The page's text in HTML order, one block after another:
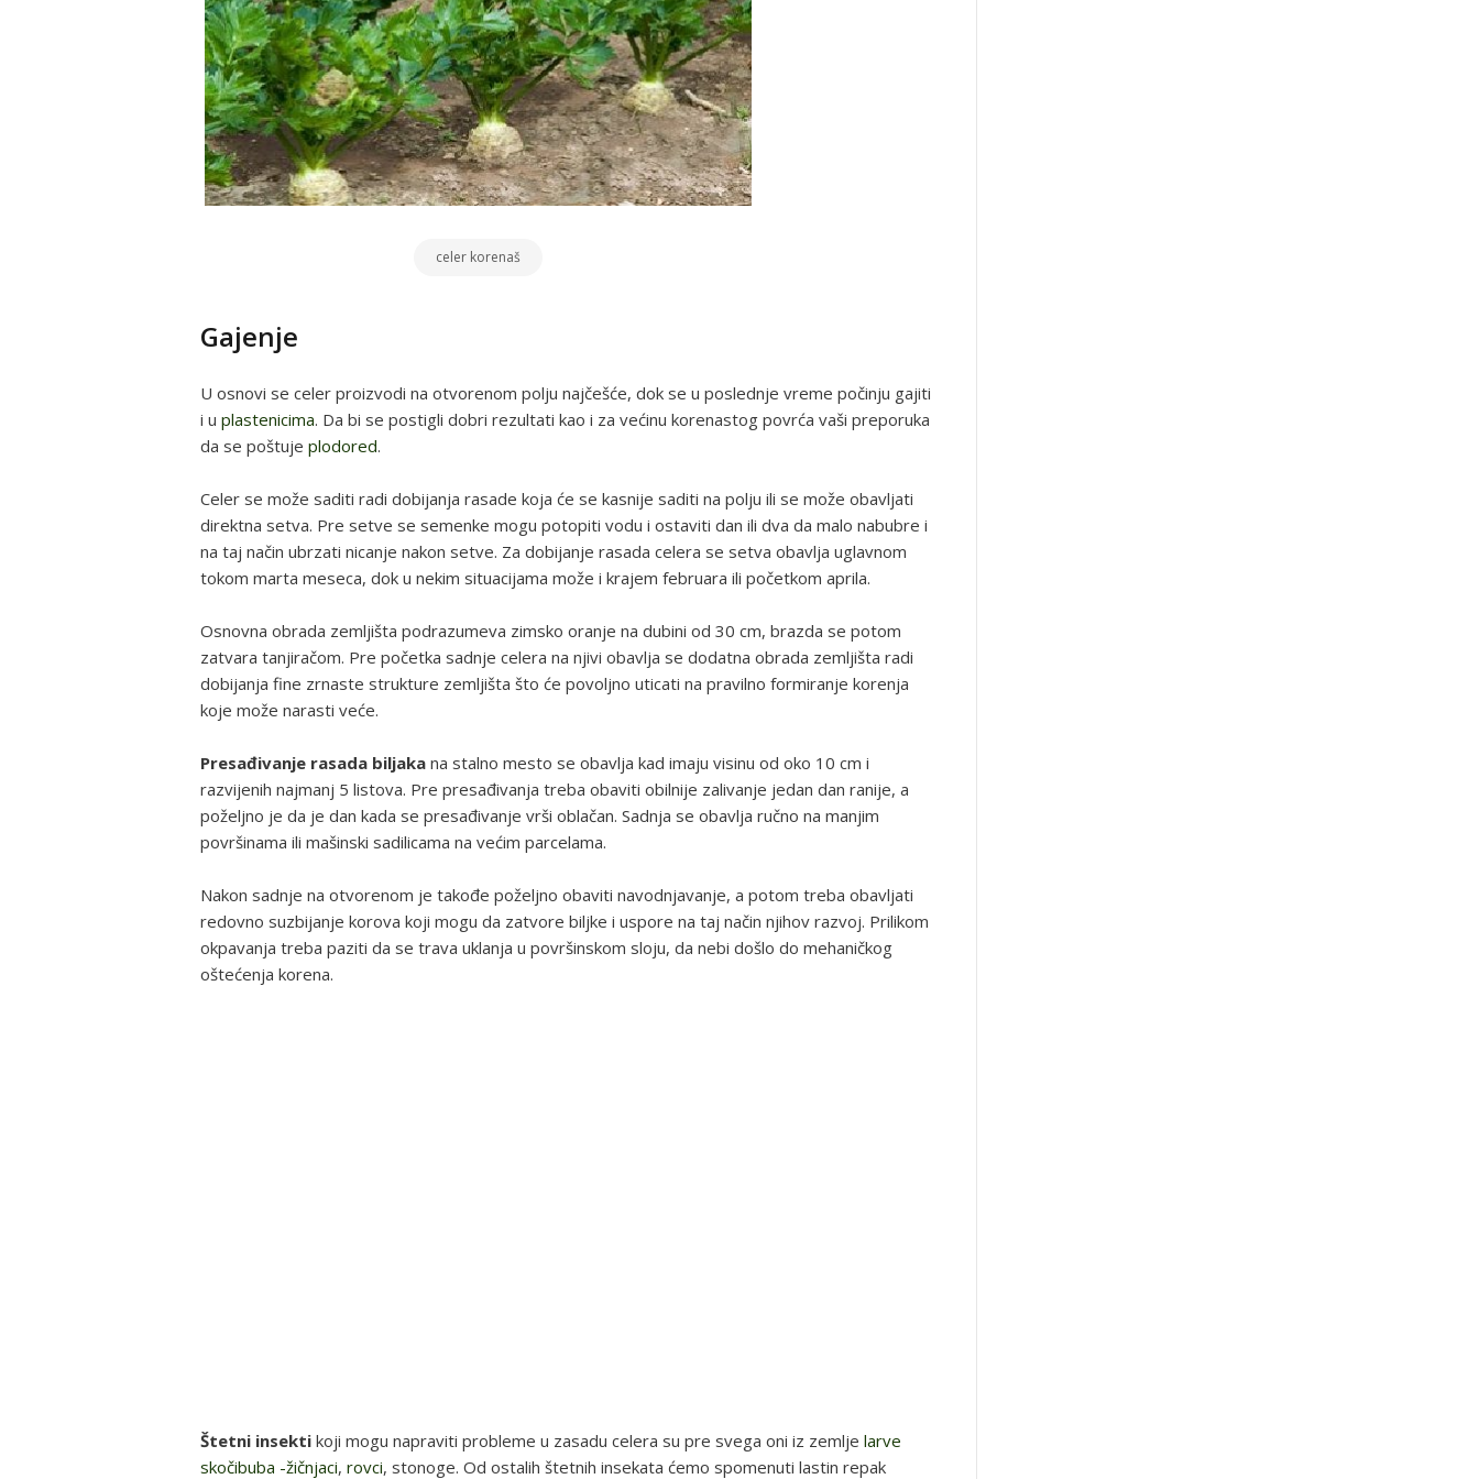
celer korenaš
Gajenje
U osnovi se celer proizvodi na otvorenom polju najčešće, dok se u poslednje vreme počinju gajiti
i u plastenicima. Da bi se postigli dobri rezultati kao i za većinu korenastog povrća vaši preporuka
da se poštuje plodored.
Celer se može saditi radi dobijanja rasade koja će se kasnije saditi na polju ili se može obavljati
direktna setva. Pre setve se semenke mogu potopiti vodu i ostaviti dan ili dva da malo nabubre i
na taj način ubrzati nicanje nakon setve. Za dobijanje rasada celera se setva obavlja uglavnom
tokom marta meseca, dok u nekim situacijama može i krajem februara ili početkom aprila.
Osnovna obrada zemljišta podrazumeva zimsko oranje na dubini od 30 cm, brazda se potom
zatvara tanjiračom. Pre početka sadnje celera na njivi obavlja se dodatna obrada zemljišta radi
dobijanja fine zrnaste strukture zemljišta što će povoljno uticati na pravilno formiranje korenja
koje može narasti veće.
Presađivanje rasada biljaka na stalno mesto se obavlja kad imaju visinu od oko 10 cm i
razvijenih najmanj 5 listova. Pre presađivanja treba obaviti obilnije zalivanje jedan dan ranije, a
poželjno je da je dan kada se presađivanje vrši oblačan. Sadnja se obavlja ručno na manjim
površinama ili mašinski sadilicama na većim parcelama.
Nakon sadnje na otvorenom je takođe poželjno obaviti navodnjavanje, a potom treba obavljati
redovno suzbijanje korova koji mogu da zatvore biljke i uspore na taj način njihov razvoj. Prilikom
okpavanja treba paziti da se trava uklanja u površinskom sloju, da nebi došlo do mehaničkog
oštećenja korena.
Štetni insekti koji mogu napraviti probleme u zasadu celera su pre svega oni iz zemlje larve
skočibuba -žičnjaci, rovci, stonoge. Od ostalih štetnih insekata ćemo spomenuti lastin repak